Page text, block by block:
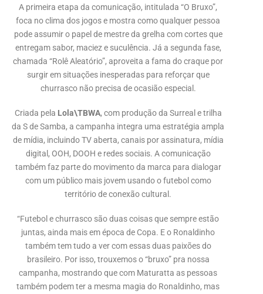
A primeira etapa da comunicação, intitulada “O Bruxo”,
foca no clima dos jogos e mostra como qualquer pessoa
pode assumir o papel de mestre da grelha com cortes que
entregam sabor, maciez e suculência. Já a segunda fase,
chamada “Rolê Aleatório”, aproveita a fama do craque por
surgir em situações inesperadas para reforçar que
churrasco não precisa de ocasião especial.
Criada pela Lola\TBWA, com produção da Surreal e trilha
da S de Samba, a campanha integra uma estratégia ampla
de mídia, incluindo TV aberta, canais por assinatura, mídia
digital, OOH, DOOH e redes sociais. A comunicação
também faz parte do movimento da marca para dialogar
com um público mais jovem usando o futebol como
território de conexão cultural.
“Futebol e churrasco são duas coisas que sempre estão
juntas, ainda mais em época de Copa. E o Ronaldinho
também tem tudo a ver com essas duas paixões do
brasileiro. Por isso, trouxemos o “bruxo” pra nossa
campanha, mostrando que com Maturatta as pessoas
também podem ter a mesma magia do Ronaldinho, mas